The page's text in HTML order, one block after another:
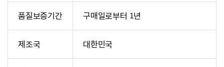
품질보증기간 구매일로부터 1년
제조국 대한민국